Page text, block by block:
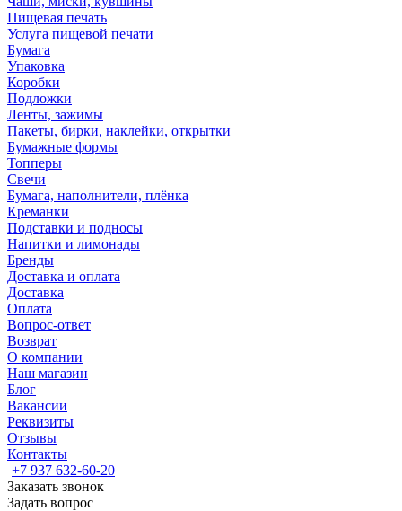
Пищевая печать
Услуга пищевой печати
Бумага
Упаковка
Коробки
Подложки
Ленты, зажимы
Пакеты, бирки, наклейки, открытки
Бумажные формы
Топперы
Свечи
Бумага, наполнители, плёнка
Креманки
Подставки и подносы
Напитки и лимонады
Бренды
Доставка и оплата
Доставка
Оплата
Вопрос-ответ
Возврат
О компании
Наш магазин
Блог
Вакансии
Реквизиты
Отзывы
Контакты
+7 937 632-60-20
Заказать звонок
Задать вопрос